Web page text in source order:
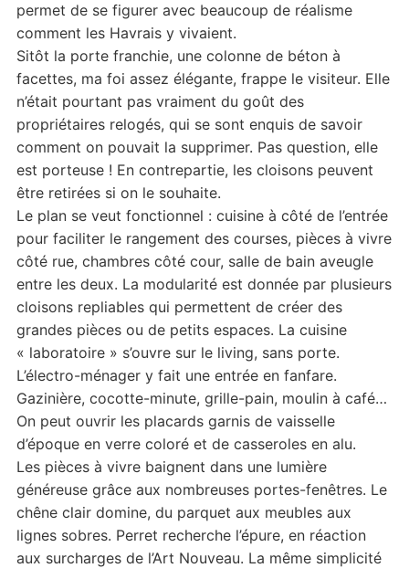
permet de se figurer avec beaucoup de réalisme
comment les Havrais y vivaient.
Sitôt la porte franchie, une colonne de béton à
facettes, ma foi assez élégante, frappe le visiteur. Elle
n’était pourtant pas vraiment du goût des
propriétaires relogés, qui se sont enquis de savoir
comment on pouvait la supprimer. Pas question, elle
est porteuse ! En contrepartie, les cloisons peuvent
être retirées si on le souhaite.
Le plan se veut fonctionnel : cuisine à côté de l’entrée
pour faciliter le rangement des courses, pièces à vivre
côté rue, chambres côté cour, salle de bain aveugle
entre les deux. La modularité est donnée par plusieurs
cloisons repliables qui permettent de créer des
grandes pièces ou de petits espaces. La cuisine
« laboratoire » s’ouvre sur le living, sans porte.
L’électro-ménager y fait une entrée en fanfare.
Gazinière, cocotte-minute, grille-pain, moulin à café…
On peut ouvrir les placards garnis de vaisselle
d’époque en verre coloré et de casseroles en alu.
Les pièces à vivre baignent dans une lumière
généreuse grâce aux nombreuses portes-fenêtres. Le
chêne clair domine, du parquet aux meubles aux
lignes sobres. Perret recherche l’épure, en réaction
aux surcharges de l’Art Nouveau. La même simplicité